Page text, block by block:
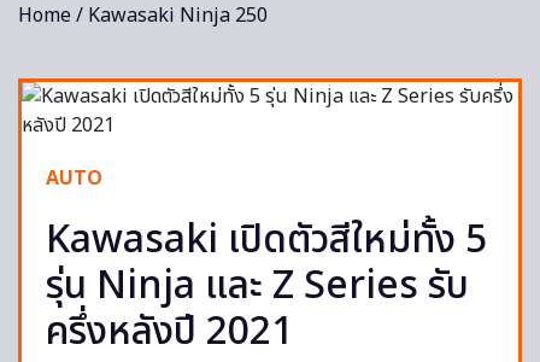
Home/ Kawasaki Ninja 250
AUTO
Kawasaki เปิดตัวสีใหม่ทั้ง 5
รุ่น Ninja และ Z Series รับ
ครึ่งหลังปี 2021